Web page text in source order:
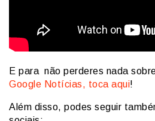
E para não perderes nada
Google Notícias, toca aqui!
Além disso, podes seguir